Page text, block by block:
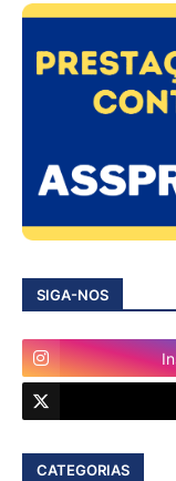
SIGA-NOS
CATEGORIAS